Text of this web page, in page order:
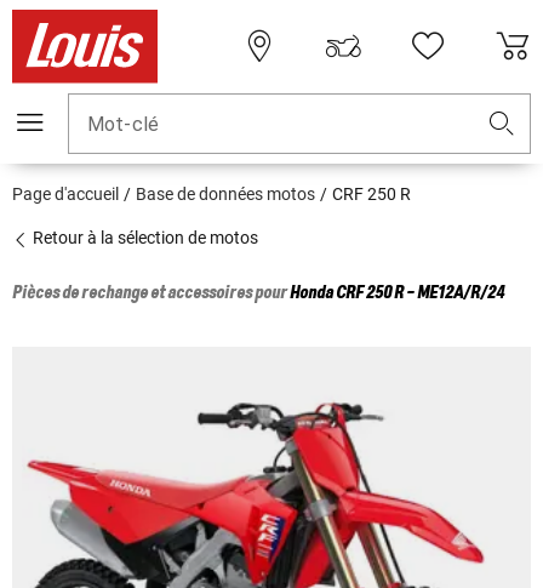
Mot-clé
Page d'accueil Base de données motos CRF 250 R
Retour à la sélection de motos
Pièces de rechange et accessoires pourHondaCRF 250 R - ME12A/R/24